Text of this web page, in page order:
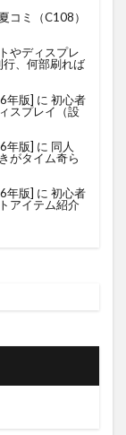
夏コミ（C108）
やディスプレ
、何部刷れば
年版] に 初心者
スプレイ（設
年版] に 同人
がタイム奇ら
年版] に 初心者
アイテム紹介